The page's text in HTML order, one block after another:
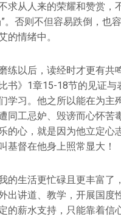
求从人来的荣耀和赞赏，
。否则不但容易跌倒，也
的情绪中。
练以后，读经时才更有共
书》1章15-18节的见证与
学习。他之所以能在为主
同工忌妒、毁谤而心怀苦
的心，就是因为他立定心
基督在他身上照常显大！
的生活更忙碌且更丰富了
出讲道、教学，开展国度
的薪水支持，只能靠着信